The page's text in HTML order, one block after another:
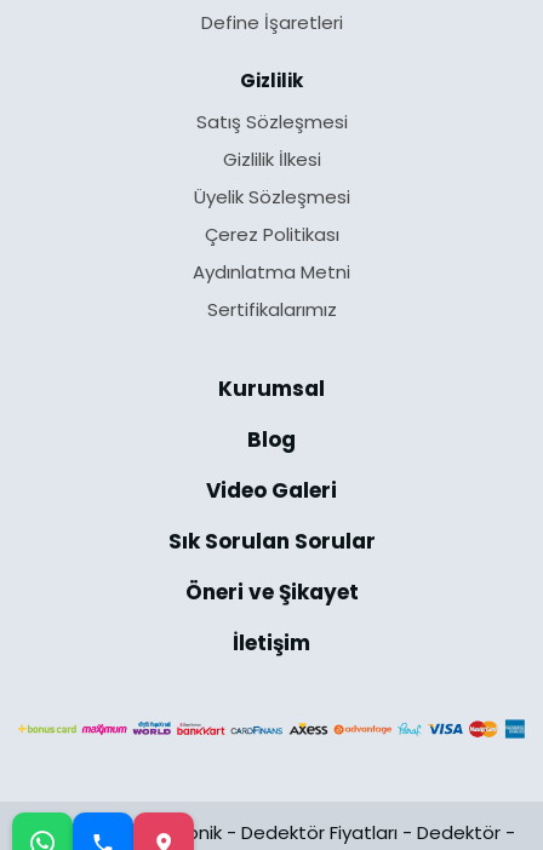
Define İşaretleri
Gizlilik
Satış Sözleşmesi
Gizlilik İlkesi
Üyelik Sözleşmesi
Çerez Politikası
Aydınlatma Metni
Sertifikalarımız
Kurumsal
Blog
Video Galeri
Sık Sorulan Sorular
Öneri ve Şikayet
İletişim
@2024 Uğur Elektronik - Dedektör Fiyatları - Dedektör -